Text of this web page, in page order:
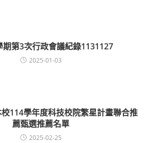
期第3次行政會議紀錄1131127
2025-01-03
校114學年度科技校院繁星計畫聯合推
薦甄選推薦名單
2025-02-25